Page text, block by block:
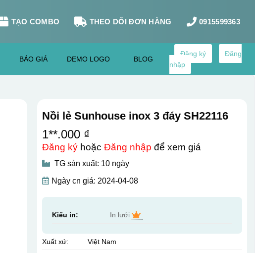
TẠO COMBO THEO DÕI ĐƠN HÀNG 0915599363
BÁO GIÁ DEMO LOGO BLOG
Đăng ký
Đăng
nhập
Nồi lẻ Sunhouse inox 3 đáy SH22116
1**.000 ₫
Đăng kýhoặc Đăng nhập để xem giá
TG sản xuất: 10 ngày
Ngày cn giá: 2024-04-08
Kiểu in: In lưới
Xuất xứ: Việt Nam